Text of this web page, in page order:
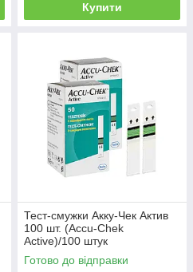
Купити
Тест-смужки Акку-Чек Актив
100 шт. (Accu-Chek
Active)/100 штук
Готово до відправки